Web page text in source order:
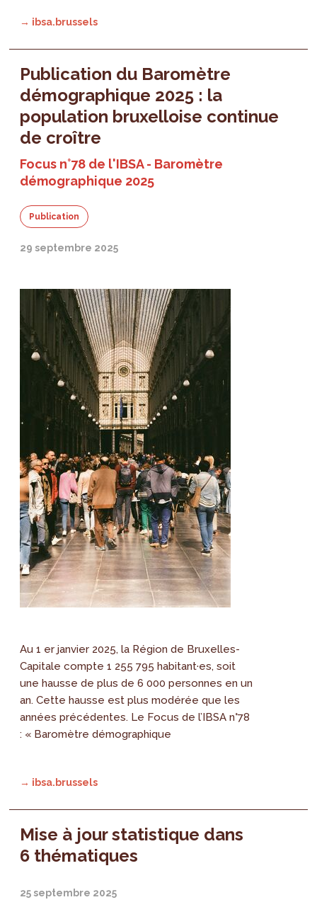
→ ibsa.brussels
Publication du Baromètre
démographique 2025 : la
population bruxelloise continue
de croître
Focus n°78 de l'IBSA - Baromètre
démographique 2025
Publication
29 septembre 2025
Au 1 er janvier 2025, la Région de Bruxelles-
Capitale compte 1 255 795 habitant·es, soit
une hausse de plus de 6 000 personnes en un
an. Cette hausse est plus modérée que les
années précédentes. Le Focus de l’IBSA n°78
: « Baromètre démographique
→ ibsa.brussels
Mise à jour statistique dans
6 thématiques
25 septembre 2025